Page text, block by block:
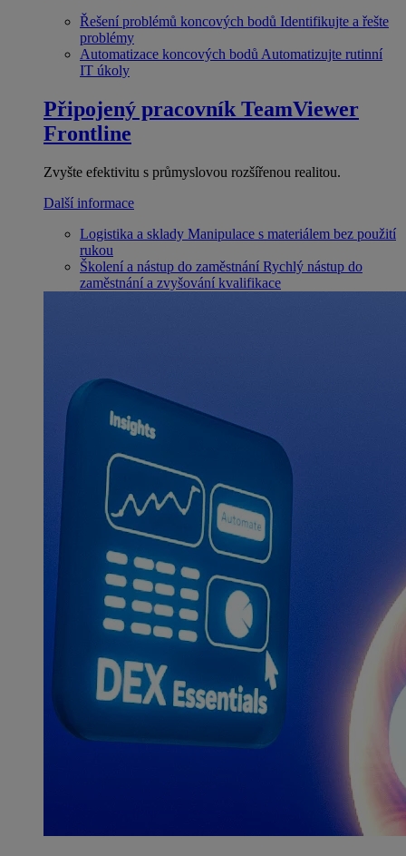
Řešení problémů koncových bodů Identifikujte a řešte
problémy
Automatizace koncových bodů Automatizujte rutinní
IT úkoly
Připojený pracovník TeamViewer
Frontline
Zvyšte efektivitu s průmyslovou rozšířenou realitou.
Další informace
Logistika a sklady Manipulace s materiálem bez použití
rukou
Školení a nástup do zaměstnání Rychlý nástup do
zaměstnání a zvyšování kvalifikace